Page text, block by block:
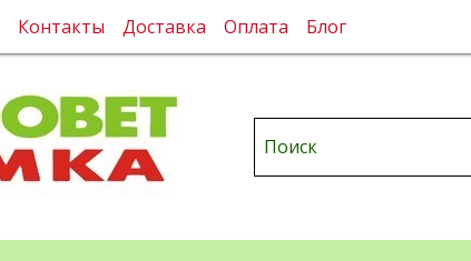
Контакты Доставка Оплата Блог